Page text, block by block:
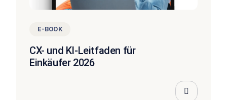
E-BOOK
CX- und KI-Leitfaden für
Einkäufer 2026